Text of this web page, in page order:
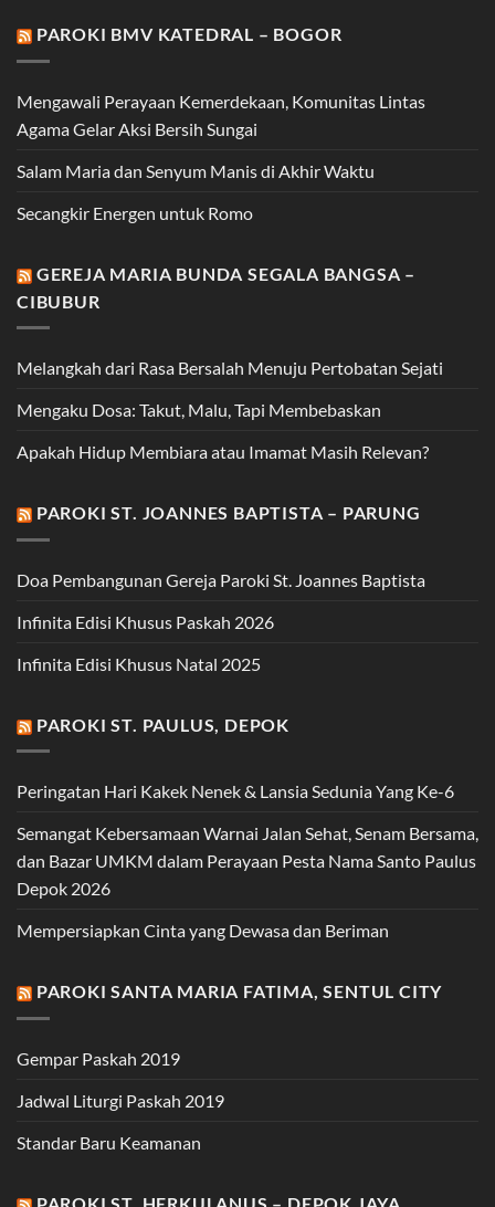
PAROKI BMV KATEDRAL – BOGOR
Mengawali Perayaan Kemerdekaan, Komunitas Lintas
Agama Gelar Aksi Bersih Sungai
Salam Maria dan Senyum Manis di Akhir Waktu
Secangkir Energen untuk Romo
GEREJA MARIA BUNDA SEGALA BANGSA –
CIBUBUR
Melangkah dari Rasa Bersalah Menuju Pertobatan Sejati
Mengaku Dosa: Takut, Malu, Tapi Membebaskan
Apakah Hidup Membiara atau Imamat Masih Relevan?
PAROKI ST. JOANNES BAPTISTA – PARUNG
Doa Pembangunan Gereja Paroki St. Joannes Baptista
Infinita Edisi Khusus Paskah 2026
Infinita Edisi Khusus Natal 2025
PAROKI ST. PAULUS, DEPOK
Peringatan Hari Kakek Nenek & Lansia Sedunia Yang Ke-6
Semangat Kebersamaan Warnai Jalan Sehat, Senam Bersama,
dan Bazar UMKM dalam Perayaan Pesta Nama Santo Paulus
Depok 2026
Mempersiapkan Cinta yang Dewasa dan Beriman
PAROKI SANTA MARIA FATIMA, SENTUL CITY
Gempar Paskah 2019
Jadwal Liturgi Paskah 2019
Standar Baru Keamanan